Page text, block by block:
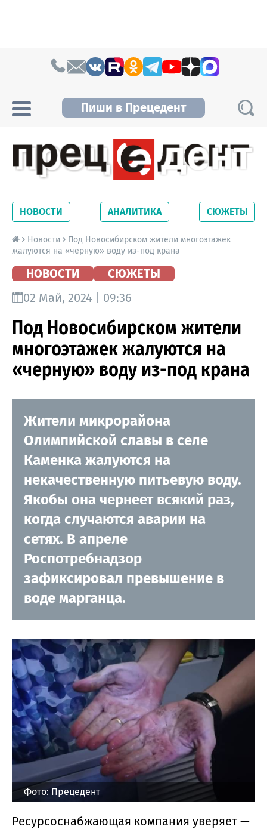
Пиши в Прецедент
Новосибирской области. Читайте свежие
новости на сайте сетевого издания
Precedent.
НОВОСТИ АНАЛИТИКА СЮЖЕТЫ
Новости
Под Новосибирском жители многоэтажек
жалуются на «черную» воду из-под крана
НОВОСТИ
СЮЖЕТЫ
02 Май, 2024 | 09:36
Под Новосибирском жители
многоэтажек жалуются на
«черную» воду из-под крана
Жители микрорайона
Олимпийской славы в селе
Каменка жалуются на
некачественную питьевую воду.
Якобы она чернеет всякий раз,
когда случаются аварии на
сетях. В апреле
Роспотребнадзор
зафиксировал превышение в
воде марганца.
Фото: Прецедент
Ресурсоснабжающая компания уверяет —